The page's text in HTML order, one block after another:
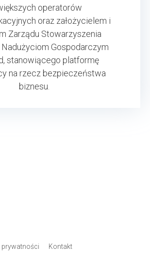
operatorów
oraz założycielem i
Zarządu Stowarzyszenia
Gospodarczym
stanowiącego platformę
na rzecz bezpieczeństwa
biznesu.
prywatności Kontakt